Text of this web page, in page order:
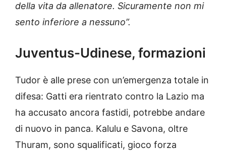
della vita da allenatore. Sicuramente non mi
sento inferiore a nessuno”.
Juventus-Udinese, formazioni
Tudor è alle prese con un’emergenza totale in
difesa: Gatti era rientrato contro la Lazio ma
ha accusato ancora fastidi, potrebbe andare
di nuovo in panca. Kalulu e Savona, oltre
Thuram, sono squalificati, gioco forza